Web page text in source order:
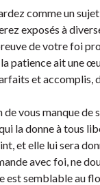
comme un
exposés à
de votre foi
patience ait une
et accomplis,
de vous manque de
la donne à tous
et elle lui sera
avec foi, ne
est semblable au